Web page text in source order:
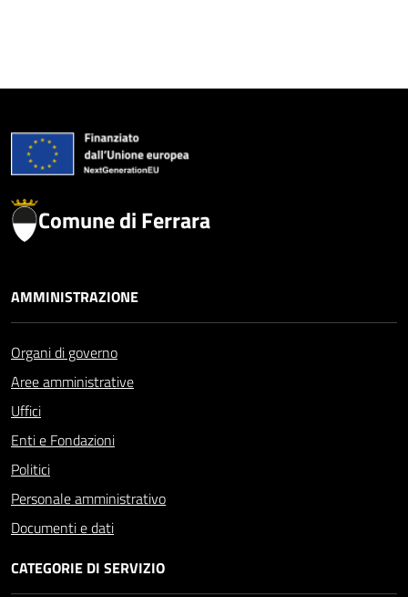
Comune di Ferrara
AMMINISTRAZIONE
Organi di governo
Aree amministrative
Uffici
Enti e Fondazioni
Politici
Personale amministrativo
Documenti e dati
CATEGORIE DI SERVIZIO